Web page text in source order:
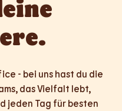
- bei uns hast du die
das Vielfalt lebt,
jeden Tag für besten